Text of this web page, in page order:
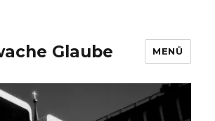
Glaube MENÜ